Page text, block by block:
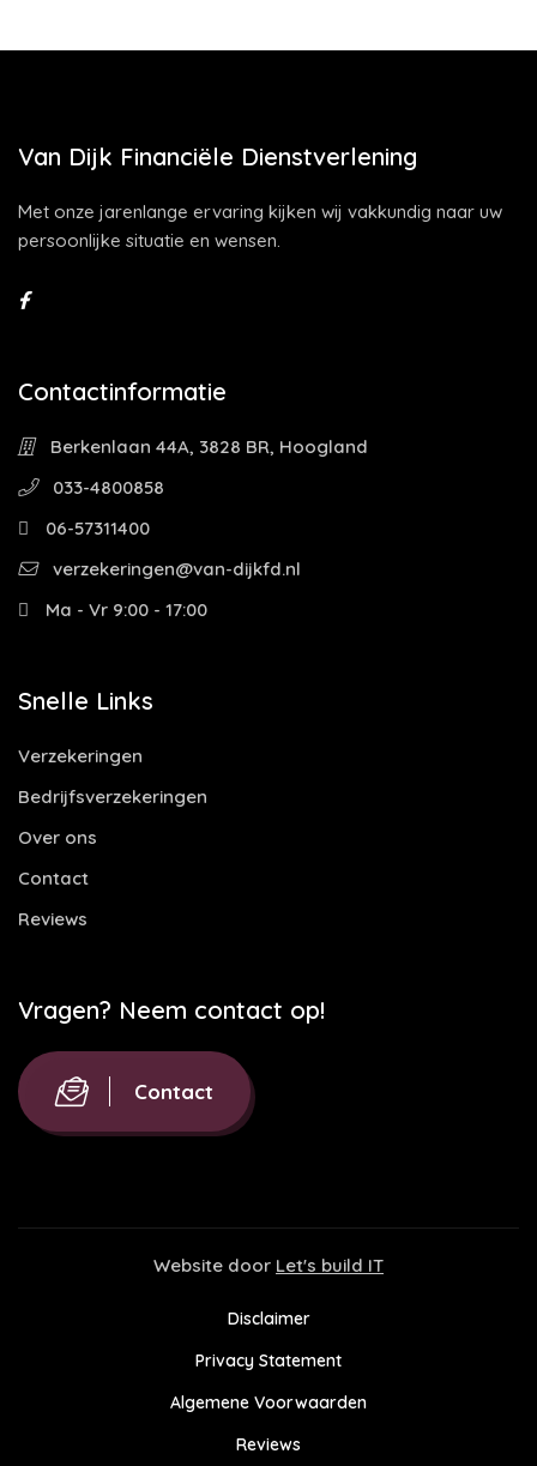
Van Dijk Financiële Dienstverlening
Met onze jarenlange ervaring kijken wij vakkundig naar uw
persoonlijke situatie en wensen.
Contactinformatie
Berkenlaan 44A, 3828 BR, Hoogland
033-4800858
06-57311400
verzekeringen@van-dijkfd.nl
Ma - Vr 9:00 - 17:00
Snelle Links
Verzekeringen
Bedrijfsverzekeringen
Over ons
Contact
Reviews
Vragen? Neem contact op!
Contact
Website door Let's build IT
Disclaimer
Privacy Statement
Algemene Voorwaarden
Reviews